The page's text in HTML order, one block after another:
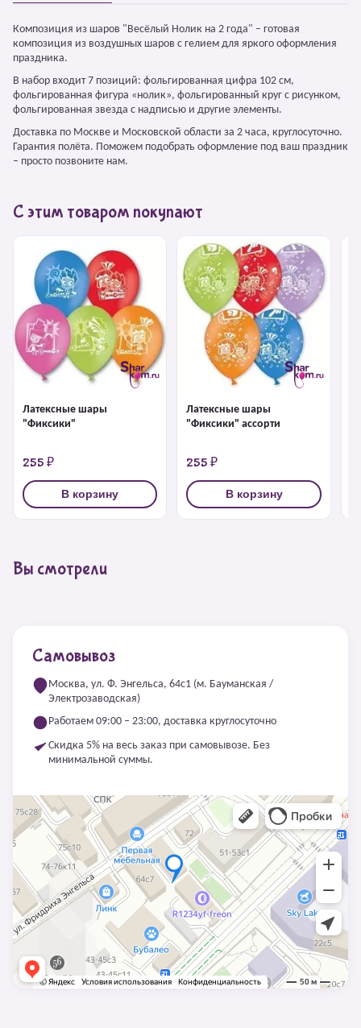
Композиция из шаров "Весёлый Нолик на 2 года" – готовая
композиция из воздушных шаров с гелием для яркого оформления
праздника.
В набор входит 7 позиций: фольгированная цифра 102 см,
фольгированная фигура «нолик», фольгированный круг с рисунком,
фольгированная звезда с надписью и другие элементы.
Доставка по Москве и Московской области за 2 часа, круглосуточно.
Гарантия полёта. Поможем подобрать оформление под ваш праздник
– просто позвоните нам.
С этим товаром покупают
Латексные шары
"Фиксики"
255 ₽
В корзину
Латексные шары
"Фиксики" ассорти
255 ₽
В корзину
Вы смотрели
Самовывоз
Москва, ул. Ф. Энгельса, 64с1 (м. Бауманская /
Электрозаводская)
Работаем 09:00 – 23:00, доставка круглосуточно
Скидка 5% на весь заказ при самовывозе. Без
минимальной суммы.